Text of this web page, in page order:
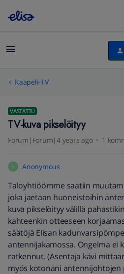
Kaapeli-TV
VASTATTU
TV-kuva pikselöityy
Forum|Forum|4 years ago 1
A Anonymous
Taloyhtiöömme saatiin
joka jaetaan huoneistoihin
kuva pikselöityy välillä
kahteenkin otteeseen
säätöjä Elisan
antennijakamossa. Ongelma ei
ratkennut. (Asentaja kävi
myös kotonani antennijohtojen